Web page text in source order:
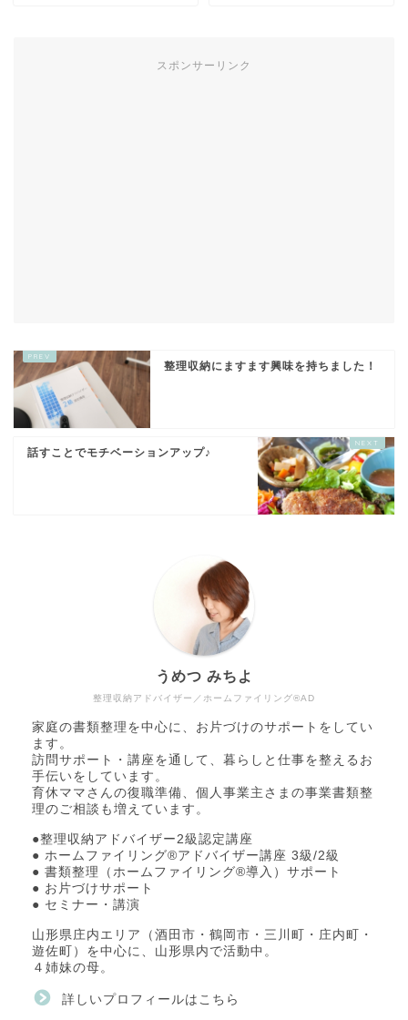
スポンサーリンク
整理収納にますます興味を持ちました！
話すことでモチベーションアップ♪
整理収納アドバイザー／ホームファイリング®AD
うめつ みちよ
家庭の書類整理を中心に、お片づけのサポートをしてい
ます。
訪問サポート・講座を通して、暮らしと仕事を整えるお
手伝いをしています。
育休ママさんの復職準備、個人事業主さまの事業書類整
理のご相談も増えています。
●整理収納アドバイザー2級認定講座
● ホームファイリング®アドバイザー講座 3級/2級
● 書類整理（ホームファイリング®導入）サポート
● お片づけサポート
● セミナー・講演
山形県庄内エリア（酒田市・鶴岡市・三川町・庄内町・
遊佐町）を中心に、山形県内で活動中。
４姉妹の母。
詳しいプロフィールはこちら